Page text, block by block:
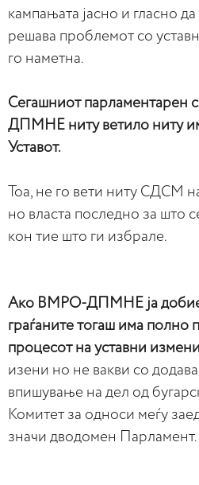
кампањата јасно и гласно
решава проблемот со
го наметна.
Сегашниот парламентарен
ДПМНЕ ниту ветило ниту
Уставот.
Тоа, не го вети ниту СДСМ
но власта последно за што
кон тие што ги избрале.
Ако ВМРО-ДПМНЕ ја добие
граѓаните тогаш има полно
процесот на уставни измени
изени но не вакви со
впишување на дел од
Комитет за односи меѓу
значи дводомен Парламент.